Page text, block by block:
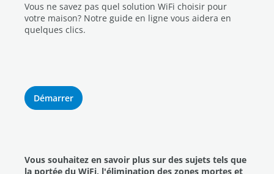
Vous ne savez pas quel solution WiFi choisir pour
votre maison? Notre guide en ligne vous aidera en
quelques clics.
Démarrer
Vous souhaitez en savoir plus sur des sujets tels que
la portée du WiFi, l'élimination des zones mortes et